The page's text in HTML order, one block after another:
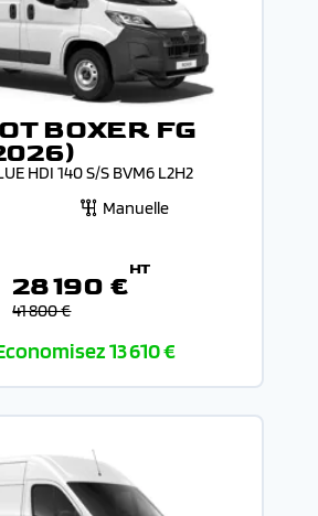
BOXER FG
HDI 140 S/S BVM6 L2H2
Manuelle
28 190 €
HT
41 800 €
13 610 €